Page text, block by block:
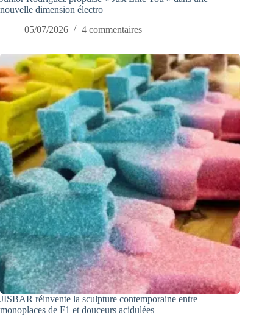
nouvelle dimension électro
05/07/2026
4 commentaires
JISBAR réinvente la sculpture contemporaine entre
monoplaces de F1 et douceurs acidulées